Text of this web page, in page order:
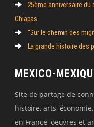
25ème anniversaire du
Chiapas
"Sur le chemin des
La grande histoire des
MEXICO-
Site de partage de
histoire, arts,
en France, oeuvres et